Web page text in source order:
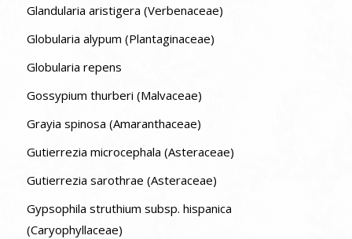
Glandularia aristigera (Verbenaceae)
Globularia alypum (Plantaginaceae)
Globularia repens
Gossypium thurberi (Malvaceae)
Grayia spinosa (Amaranthaceae)
Gutierrezia microcephala (Asteraceae)
Gutierrezia sarothrae (Asteraceae)
Gypsophila struthium subsp. hispanica
(Caryophyllaceae)